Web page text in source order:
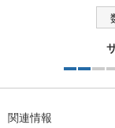
関連情報